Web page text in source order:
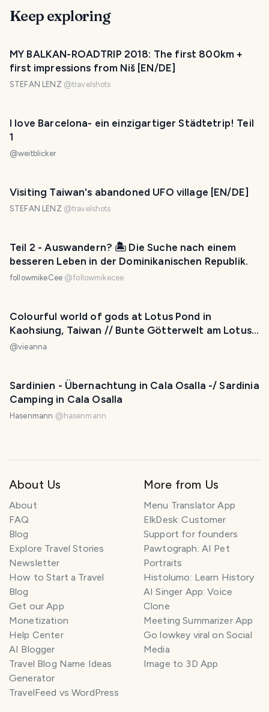
Keep exploring
MY BALKAN-ROADTRIP 2018: The first 800km +
first impressions from Niš [EN/DE]
STEFAN LENZ @travelshots
I love Barcelona- ein einzigartiger Städtetrip! Teil
1
@weitblicker
Visiting Taiwan's abandoned UFO village [EN/DE]
STEFAN LENZ @travelshots
Teil 2 - Auswandern? 🏝️ Die Suche nach einem
besseren Leben in der Dominikanischen Republik.
followmikeCee @followmikecee
Colourful world of gods at Lotus Pond in
Kaohsiung, Taiwan // Bunte Götterwelt am Lotus
See in Kaohsiung, Taiwan
@vieanna
Sardinien - Übernachtung in Cala Osalla -/ Sardinia
Camping in Cala Osalla
Hasenmann @ hasenmann
About Us
About
FAQ
Blog
Explore Travel Stories
Newsletter
How to Start a Travel
Blog
Get our App
Monetization
Help Center
AI Blogger
Travel Blog Name Ideas
Generator
TravelFeed vs WordPress
More from Us
Menu Translator App
ElkDesk: Customer
Support for founders
Pawtograph: AI Pet
Portraits
Histolumo: Learn History
AI Singer App: Voice
Clone
Meeting Summarizer App
Go lowkey viral on Social
Media
Image to 3D App